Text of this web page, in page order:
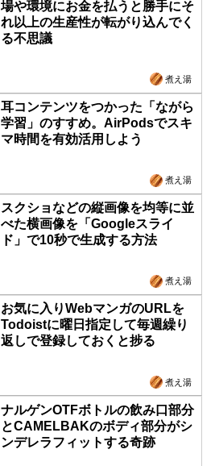
場や環境にお金を払うと勝手にそ
れ以上の生産性が転がり込んでく
る不思議
煮え湯
耳コンテンツをつかった「ながら
学習」のすすめ。AirPodsでスキ
マ時間を有効活用しよう
煮え湯
スクショなどの縦画像を均等に並
べた横画像を「Googleスライ
ド」で10秒で生成する方法
煮え湯
お気に入りWebマンガのURLを
Todoistに曜日指定して毎週繰り
返しで登録しておくと捗る
煮え湯
ナルゲンOTFボトルの飲み口部分
とCAMELBAKのボディ部分がシ
ンデレラフィットする奇跡